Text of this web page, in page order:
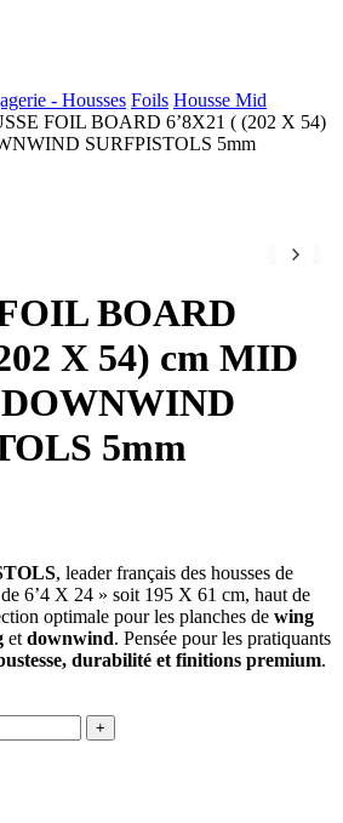
- Housses Foils Housse Mid
FOIL BOARD 6’8X21 ( (202 X 54)
SURFPISTOLS 5mm
BOARD
X 54) cm MID
5mm
€.
, leader français des housses de
6’4 X 24 » soit 195 X 61 cm, haut de
optimale pour les planches de wing
et downwind. Pensée pour les pratiquants
durabilité et finitions premium.